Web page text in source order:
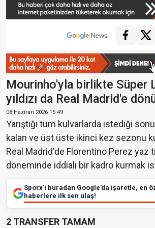
Mourinho'yla birlikte Süper
yıldızı da Real Madrid'e
08 Haziran 2026 15:49
Yarıştığı tüm kulvarlarda istediği
kalan ve üst üste ikinci kez sezonu
Real Madrid'de Florentino Perez yaz
döneminde iddialı bir kadro kurmak
Sporx’i buradan Google’da işaretle, en
haberlere ilk sen ulaş!
2 TRANSFER TAMAM